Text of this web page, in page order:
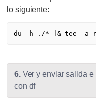
lo siguiente:
6. Ver y enviar salida
con df